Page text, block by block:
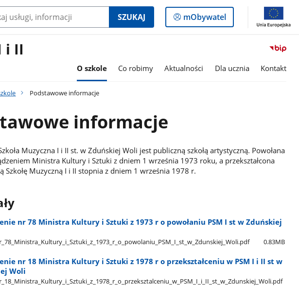
SZUKAJ
Logowanie
do
mObywatel
i II
O szkole Co robimy Aktualności Dla ucznia Kontakt
Podstawowe informacje
informacje
Muzyczna I i II st. w Zduńskiej Woli jest publiczną szkołą artystyczną. Powołana
Ministra Kultury i Sztuki z dniem 1 września 1973 roku, a przekształcona
Szkołę Muzyczną I i II stopnia z dniem 1 września 1978 r.
nr 78 Ministra Kultury i Sztuki z 1973 r o powołaniu PSM I st w Zduńskiej
0.83MB
nr 18 Ministra Kultury i Sztuki z 1978 r o przekształceniu w PSM I i II st w
Woli